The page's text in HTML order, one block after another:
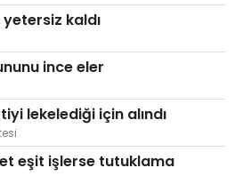
yetersiz kaldı
ince eler
lekelediği için alındı
eşit işlerse tutuklama